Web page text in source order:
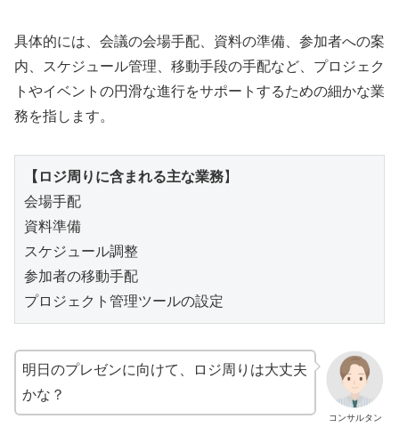
具体的には、会議の会場手配、資料の準備、参加者への案
内、スケジュール管理、移動手段の手配など、プロジェク
トやイベントの円滑な進行をサポートするための細かな業
務を指します。
【ロジ周りに含まれる主な業務】
会場手配
資料準備
スケジュール調整
参加者の移動手配
プロジェクト管理ツールの設定
コンサルタン
明日のプレゼンに向けて、ロジ周りは大丈夫
かな？